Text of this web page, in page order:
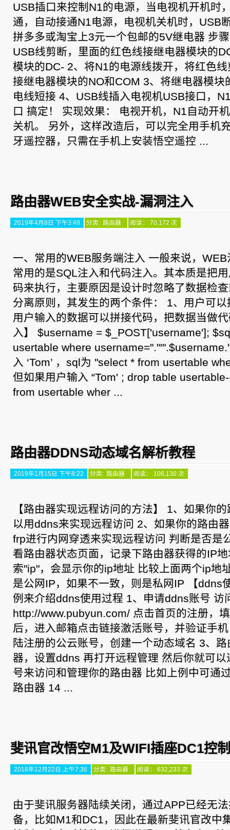
USB插口来控制N1的电源，当电视机开机时
通，自动接通N1电源，电视机关机时，USB
拼多多或淘宝上3元一个包邮的5V继电器 步
USB线剪断，里面的红色线接继电器模块的
模块的DC- 2、将N1的电源线拨开，将红色
接继电器模块的NO和COM 3、将继电器模块
电线短接 4、USB线插入电视机USB接口，
口 搞定！ 实现效果： 电视开机，N1自动开
关机。 另外，这样改造后，可以完全用手机
牙遥控器，只需在手机上安装悟空遥控 ...
路由器WEB安全实战-漏洞注入
2019年4月8日 下午3:49 分类: 路由器 阅读： 70,172 次
一、常用的WEB服务端注入 一般来说，
常用的是SQL注入和代码注入。其本质是把
码来执行，主要原因是设计时忽略了数据检
分离原则，其发生的两个条件： 1、用户可
用户输入的数据可以拼接代码，把数据当做
入】 $username = $_POST['username'];
usertable where
入 ‘Tom’ ，sql为 "select * from usertable
但如果用户输入 “Tom' ; drop table
from usertable wher ...
路由器DDNS动态域名解析教程
2019年1月15日 下午8:22 分类: 路由器 阅读： 106,130 次
【路由器实现远程访问的方法】 1、如果你
以用ddns来实现远程访问 2、如果你的路由
frp进行内网穿透来实现远程访问 判断是否是
看路由器状态页面，记录下路由器获得的IP
索"ip"，会显示你的ip地址 比较上面两个ip地
是公网IP，如果不一致，则是私网IP 【ddns
例来介绍ddns使用过程 1、申请ddns账号 访
http://www.pubyun.com/ 点击首页的注册，
后，进入邮箱点击链接激活账号，并验证手
陆注册的公云账号，创建一个动态域名 3、
器，设置ddns 再打开远程管理 然后你就可
号来访问和管理你的路由器 比如上例中可通
路由器 14 ...
斐讯官改悟空M1及WIFI插座DC1控
2018年12月22日 上午7:36 分类: 路由器 阅读： 632,233 次
由于斐讯服务器陆续关闭，通过APP已经无
备，比如M1和DC1，因此在最新斐讯官改中